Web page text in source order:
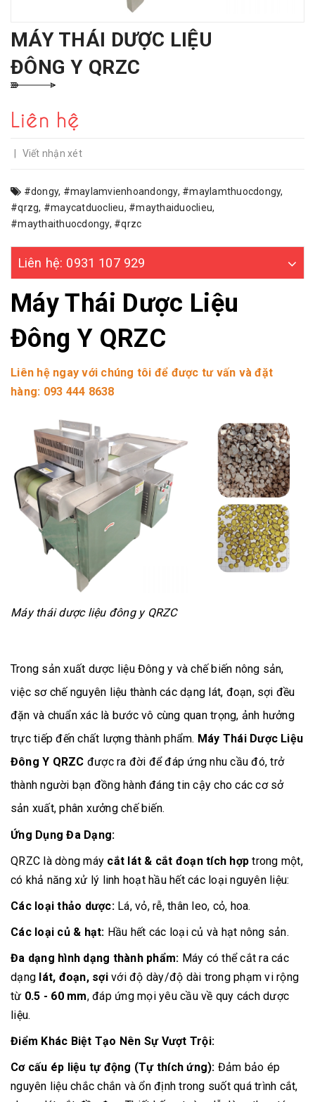
MÁY THÁI DƯỢC LIỆU
ĐÔNG Y QRZC
Liên hệ
Viết nhận xét
#dongy, #maylamvienhoandongy, #maylamthuocdongy,
#qrzg, #maycatduoclieu, #maythaiduoclieu,
#maythaithuocdongy, #qrzc
Liên hệ: 0931 107 929
Máy Thái Dược Liệu
Đông Y QRZC
Liên hệ ngay với chúng tôi để được tư vấn và đặt
hàng: 093 444 8638
Máy thái dược liệu đông y QRZC
Trong sản xuất dược liệu Đông y và chế biến nông sản,
việc sơ chế nguyên liệu thành các dạng lát, đoạn, sợi đều
đặn và chuẩn xác là bước vô cùng quan trọng, ảnh hưởng
trực tiếp đến chất lượng thành phẩm. Máy Thái Dược Liệu
Đông Y QRZC được ra đời để đáp ứng nhu cầu đó, trở
thành người bạn đồng hành đáng tin cậy cho các cơ sở
sản xuất, phân xưởng chế biến.
Ứng Dụng Đa Dạng:
QRZC là dòng máy cắt lát & cắt đoạn tích hợp trong một,
có khả năng xử lý linh hoạt hầu hết các loại nguyên liệu:
Các loại thảo dược:Lá, vỏ, rễ, thân leo, cỏ, hoa.
Các loại củ & hạt: Hầu hết các loại củ và hạt nông sản.
Đa dạng hình dạng thành phẩm: Máy có thể cắt ra các
dạng lát, đoạn, sợivới độ dày/độ dài trong phạm vi rộng
từ 0.5 - 60 mm, đáp ứng mọi yêu cầu về quy cách dược
liệu.
Điểm Khác Biệt Tạo Nên Sự Vượt Trội:
Cơ cấu ép liệu tự động (Tự thích ứng): Đảm bảo ép
nguyên liệu chắc chắn và ổn định trong suốt quá trình cắt,